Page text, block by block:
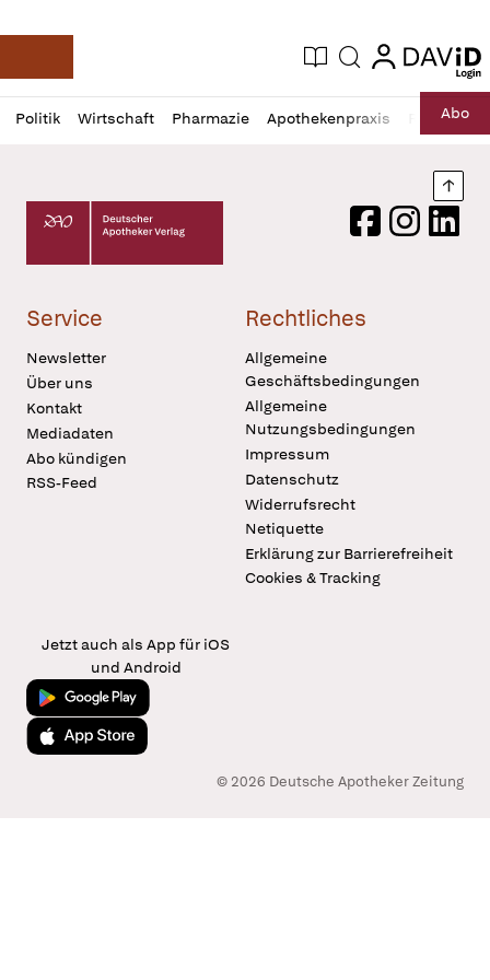
Deutsche Apotheker Zeitung
Aktuelle Ausgabe
Suche login
login
Politik Wirtschaft Pharmazie Apothekenpraxis RechtAbo
Profil
öffnen
Daz
Pur
Deutscher Apotheker Verlag Logo
FacebookInstagram
Service
Newsletter
Über uns
Kontakt
Mediadaten
Abo kündigen
RSS-Feed
Rechtliches
Allgemeine
Geschäftsbedingungen
Allgemeine
Nutzungsbedingungen
Impressum
Datenschutz
Widerrufsrecht
Netiquette
Erklärung zur Barrierefreiheit
Cookies & Tracking
Jetzt auch als App für iOS
und Android
Jetzt bei Google Play
Laden im App Store
© 2026 Deutsche Apotheker Zeitung